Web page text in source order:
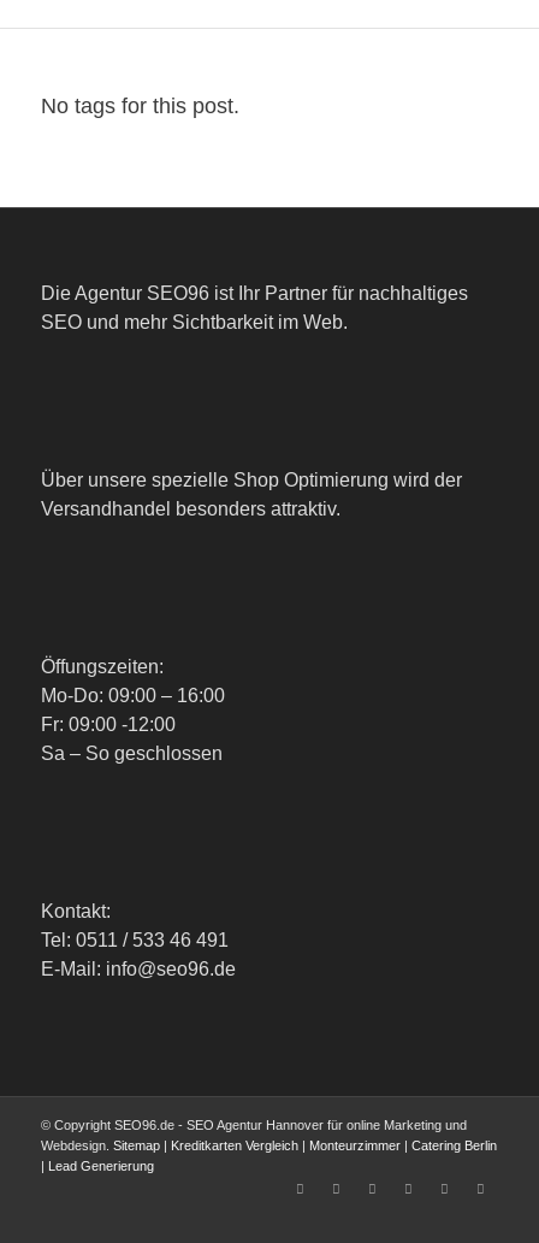
No tags for this post.
Die Agentur SEO96 ist Ihr Partner für nachhaltiges
SEO und mehr Sichtbarkeit im Web.
Über unsere spezielle Shop Optimierung wird der
Versandhandel besonders attraktiv.
Öffungszeiten:
Mo-Do: 09:00 – 16:00
Fr: 09:00 -12:00
Sa – So geschlossen
Kontakt:
Tel: 0511 / 533 46 491
E-Mail: info@seo96.de
© Copyright SEO96.de - SEO Agentur Hannover für online Marketing und
Webdesign. Sitemap| Kreditkarten Vergleich| Monteurzimmer| Catering Berlin
| Lead Generierung